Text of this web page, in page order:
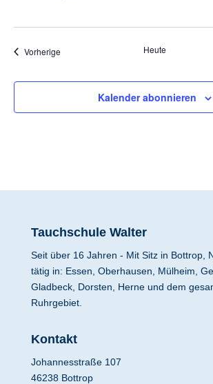
VorherigeVeranstaltungen Heute
Kalender abonnieren
Tauchschule Walter
Seit über 16 Jahren - Mit Sitz in Bottrop,
tätig in: Essen, Oberhausen, Mülheim,
Gladbeck, Dorsten, Herne und dem
Ruhrgebiet.
Kontakt
Johannesstraße 107
46238 Bottrop